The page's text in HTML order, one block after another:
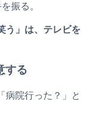
振る。
う」は、テレビを
する
病院行った？」と